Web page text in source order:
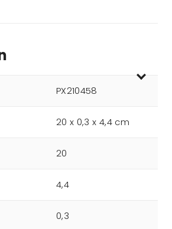
PX210458
20 x 0,3 x 4,4 cm
20
4,4
0,3